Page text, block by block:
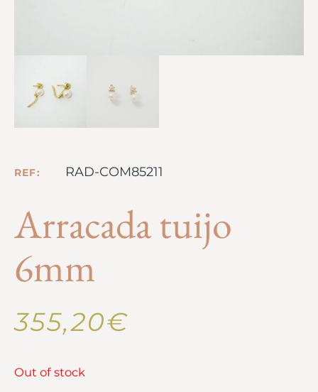
REF: RAD-COM85211
Arracada tuijo
6mm
355,20€
Out of stock